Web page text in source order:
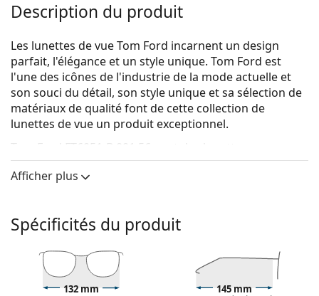
Description du produit
Les lunettes de vue Tom Ford incarnent un design
parfait, l'élégance et un style unique. Tom Ford est
l'une des icônes de l'industrie de la mode actuelle et
son souci du détail, son style unique et sa sélection de
matériaux de qualité font de cette collection de
lunettes de vue un produit exceptionnel.
Tom Ford FT6051-B 001 56 sont des lunettes pour
femmes.
Voyez de quoi vous avez l'air avec ces lunettes grâce à
Monture de lunettes de vue
La couleur noire de la monture s'accorde
parfaitement avec tous les teints et des cheveux
blonds clairs, châtains clairs ou noirs.
Afficher plus
Spécificités du produit
132 mm 145 mm